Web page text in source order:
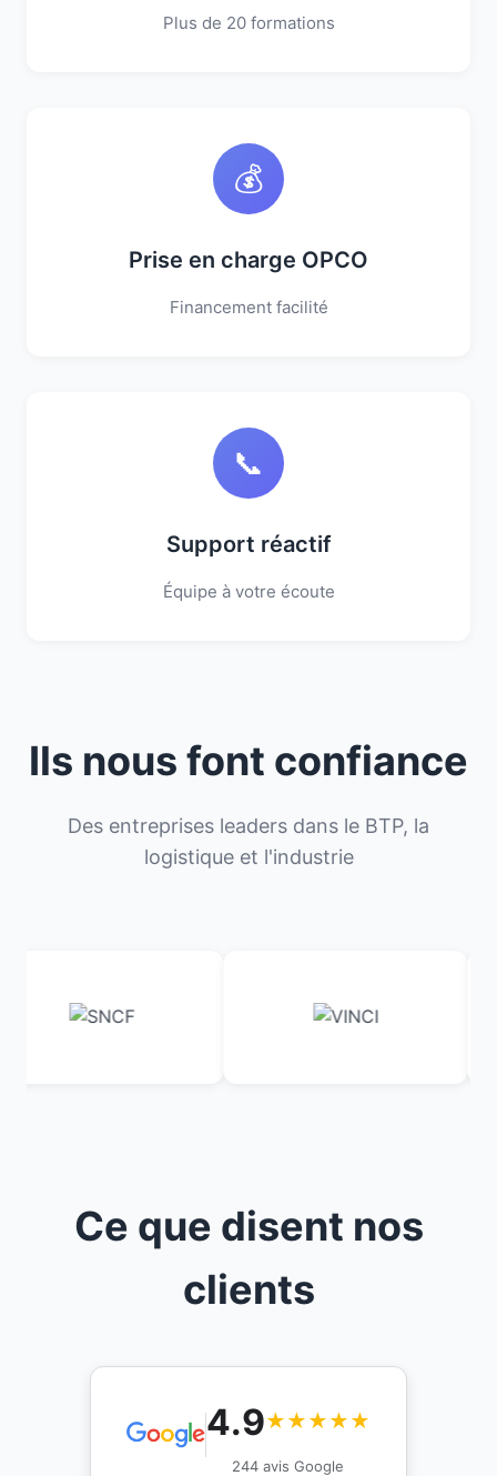
Plus de 20 formations
💰
Prise en charge OPCO
Financement facilité
📞
Support réactif
Équipe à votre écoute
Ils nous font confiance
Des entreprises leaders dans le BTP, la
logistique et l'industrie
Ce que disent nos
clients
4.9★★★★★
244 avis Google